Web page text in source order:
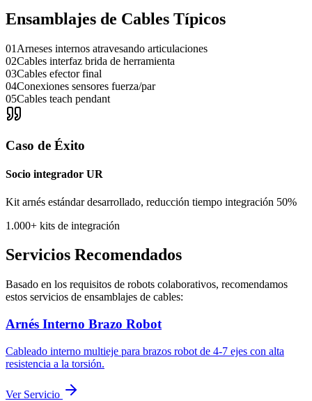
Ensamblajes de Cables Típicos
01 Arneses internos atravesando articulaciones
02Cables interfaz brida de herramienta
03Cables efector final
04Conexiones sensores fuerza/par
05Cables teach pendant
Caso de Éxito
Socio integrador UR
Kit arnés estándar desarrollado, reducción tiempo integración 50%
1.000+ kits de integración
Servicios Recomendados
Basado en los requisitos de robots colaborativos, recomendamos
estos servicios de ensamblajes de cables:
Arnés Interno Brazo Robot
Cableado interno multieje para brazos robot de 4-7 ejes con alta
resistencia a la torsión.
Ver Servicio